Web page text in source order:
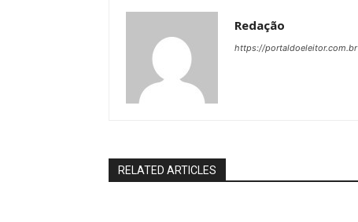
Redação
https://portaldoeleitor.com.br
RELATED ARTICLES